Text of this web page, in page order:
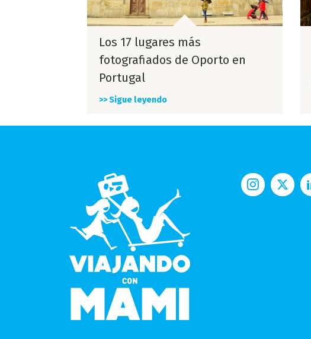
Los 17 lugares más
fotografiados de Oporto en
Portugal
>> Sigue leyendo